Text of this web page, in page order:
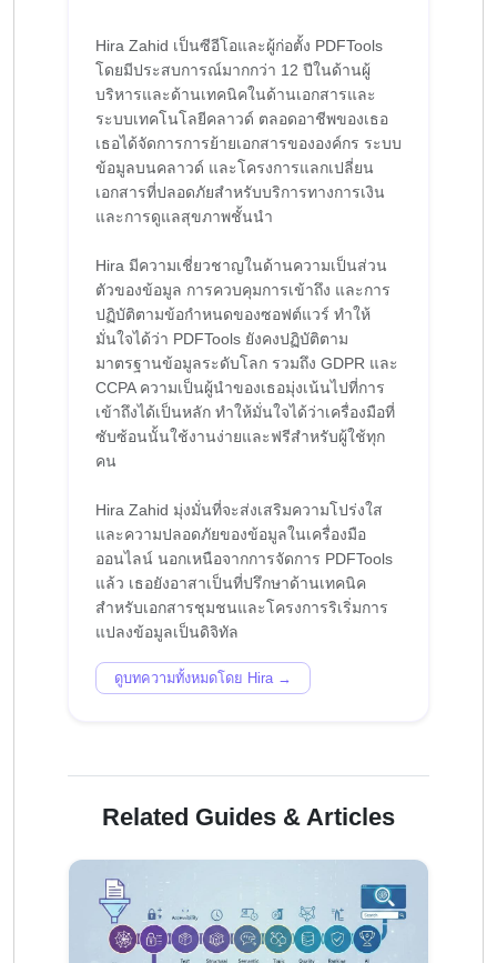
Hira Zahid เป็นซีอีโอและผู้ก่อตั้ง PDFTools
โดยมีประสบการณ์มากกว่า 12 ปีในด้านผู้
บริหารและด้านเทคนิคในด้านเอกสารและ
ระบบเทคโนโลยีคลาวด์ ตลอดอาชีพของเธอ
เธอได้จัดการการย้ายเอกสารขององค์กร ระบบ
ข้อมูลบนคลาวด์ และโครงการแลกเปลี่ยน
เอกสารที่ปลอดภัยสำหรับบริการทางการเงิน
และการดูแลสุขภาพชั้นนำ
Hira มีความเชี่ยวชาญในด้านความเป็นส่วน
ตัวของข้อมูล การควบคุมการเข้าถึง และการ
ปฏิบัติตามข้อกำหนดของซอฟต์แวร์ ทำให้
มั่นใจได้ว่า PDFTools ยังคงปฏิบัติตาม
มาตรฐานข้อมูลระดับโลก รวมถึง GDPR และ
CCPA ความเป็นผู้นำของเธอมุ่งเน้นไปที่การ
เข้าถึงได้เป็นหลัก ทำให้มั่นใจได้ว่าเครื่องมือที่
ซับซ้อนนั้นใช้งานง่ายและฟรีสำหรับผู้ใช้ทุก
คน
Hira Zahid มุ่งมั่นที่จะส่งเสริมความโปร่งใส
และความปลอดภัยของข้อมูลในเครื่องมือ
ออนไลน์ นอกเหนือจากการจัดการ PDFTools
แล้ว เธอยังอาสาเป็นที่ปรึกษาด้านเทคนิค
สำหรับเอกสารชุมชนและโครงการริเริ่มการ
ดูบทความทั้งหมดโดย Hira →
Related Guides & Articles